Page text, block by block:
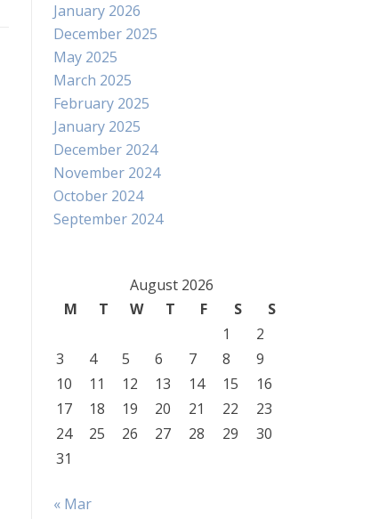
January 2026
December 2025
May 2025
March 2025
February 2025
January 2025
December 2024
November 2024
October 2024
September 2024
August 2026
M
T W T F S
S
1
2
3
4 5 6 7 8
9
10
11 12 13 14 15
16
17
18 19 20 21 22
23
24
25 26 27 28 29
30
31
« Mar